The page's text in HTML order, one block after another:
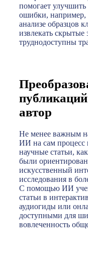
помогает
ошибки,
анализе образцов
извлекать
труднодоступны
автор
Не менее важным
ИИ на сам процесс
научные статьи,
были
искусственный
исследования в
С помощью ИИ
статьи в
аудиогиды или
доступными для
вовлеченность